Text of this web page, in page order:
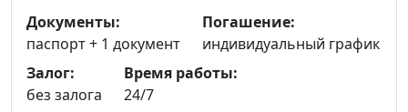
Документы:
паспорт + 1 документ
Погашение:
индивидуальный график
Залог:
без залога
Время работы:
24/7